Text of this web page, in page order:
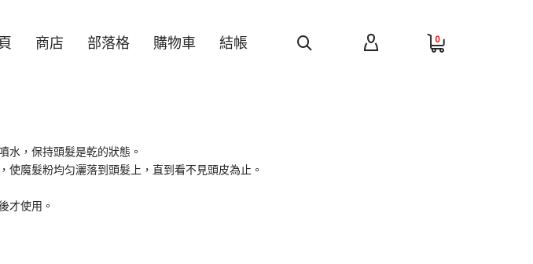
0
商店 部落格 購物車 結帳
水，保持頭髮是乾的狀態。
使魔髮粉均匀灑落到頭髮上，直到看不見頭皮為止。
才使用。